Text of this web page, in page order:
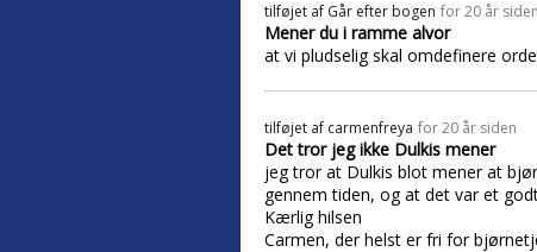
tilføjet af Går efter bogen for 20 år siden
Mener du i ramme alvor
at vi pludselig skal omdefinere
tilføjet af carmenfreya for 20 år siden
Det tror jeg ikke Dulkis mener
jeg tror at Dulkis blot mener at
gennem tiden, og at det var et
Kærlig hilsen
Carmen, der helst er fri for